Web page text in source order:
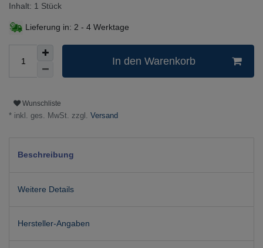
Inhalt: 1 Stück
Lieferung in: 2 - 4 Werktage
In den Warenkorb
Wunschliste
* inkl. ges. MwSt. zzgl. Versand
Beschreibung
Weitere Details
Hersteller-Angaben